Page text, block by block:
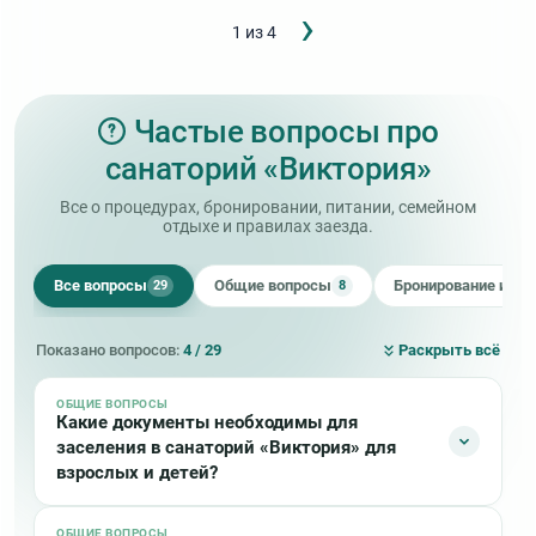
1 из 4 страница
›
Частые вопросы про
санаторий «Виктория»
Все о процедурах, бронировании, питании, семейном
отдыхе и правилах заезда.
Все вопросы 29 Общие вопросы 8 Бронирование и
Показано вопросов:4 / 29 Раскрыть всё
ОБЩИЕ ВОПРОСЫ
Какие документы необходимы для
заселения в санаторий «Виктория» для
взрослых и детей?